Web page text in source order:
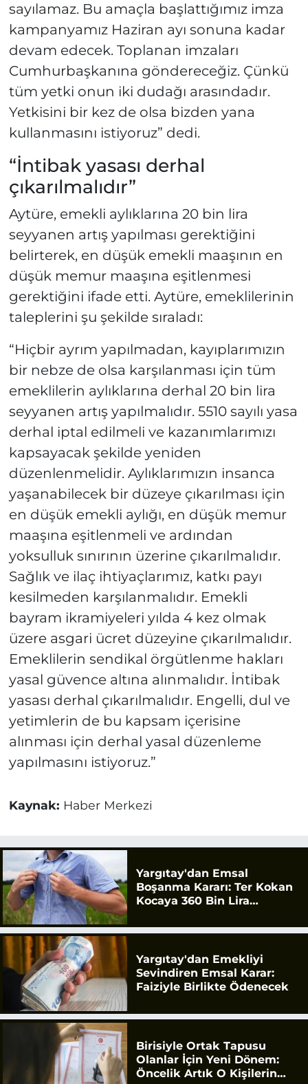
sayılamaz. Bu amaçla başlattığımız imza
kampanyamız Haziran ayı sonuna kadar
devam edecek. Toplanan imzaları
Cumhurbaşkanına göndereceğiz. Çünkü
tüm yetki onun iki dudağı arasındadır.
Yetkisini bir kez de olsa bizden yana
kullanmasını istiyoruz” dedi.
“İntibak yasası derhal
çıkarılmalıdır”
Aytüre, emekli aylıklarına 20 bin lira
seyyanen artış yapılması gerektiğini
belirterek, en düşük emekli maaşının en
düşük memur maaşına eşitlenmesi
gerektiğini ifade etti. Aytüre, emeklilerinin
taleplerini şu şekilde sıraladı:
“Hiçbir ayrım yapılmadan, kayıplarımızın
bir nebze de olsa karşılanması için tüm
emeklilerin aylıklarına derhal 20 bin lira
seyyanen artış yapılmalıdır. 5510 sayılı yasa
derhal iptal edilmeli ve kazanımlarımızı
kapsayacak şekilde yeniden
düzenlenmelidir. Aylıklarımızın insanca
yaşanabilecek bir düzeye çıkarılması için
en düşük emekli aylığı, en düşük memur
maaşına eşitlenmeli ve ardından
yoksulluk sınırının üzerine çıkarılmalıdır.
Sağlık ve ilaç ihtiyaçlarımız, katkı payı
kesilmeden karşılanmalıdır. Emekli
bayram ikramiyeleri yılda 4 kez olmak
üzere asgari ücret düzeyine çıkarılmalıdır.
Emeklilerin sendikal örgütlenme hakları
yasal güvence altına alınmalıdır. İntibak
yasası derhal çıkarılmalıdır. Engelli, dul ve
yetimlerin de bu kapsam içerisine
alınması için derhal yasal düzenleme
yapılmasını istiyoruz.”
Kaynak: Haber Merkezi
Yargıtay'dan Emsal
Boşanma Kararı: Ter Kokan
Kocaya 360 Bin Lira
Yargıtay'dan Emekliyi
Sevindiren Emsal Karar:
Faiziyle Birlikte Ödenecek
Birisiyle Ortak Tapusu
Olanlar İçin Yeni Dönem:
Öncelik Artık O Kişilerin